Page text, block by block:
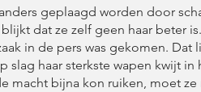
geplaagd worden door
dat ze zelf geen haar beter is.
in de pers was gekomen.
haar sterkste wapen kwijt
bijna kon ruiken, moet ze